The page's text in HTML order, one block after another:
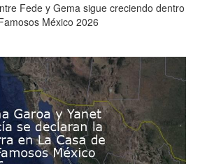
Fede y Gema sigue creciendo dentro
México 2026